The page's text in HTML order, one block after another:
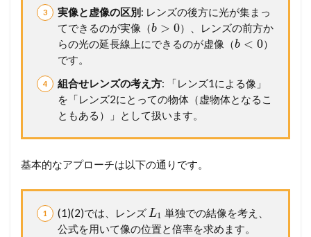
1
5
筑
波
大
前
期
【
設
解
説
実像と虚像の区別: レンズの後方に光が集まっ
てできるのが実像（b > 0）、レンズの前方か
らの光の延長線上にできるのが虚像（b < 0）
です。
組合せレンズの考え方: 「レンズ1による像」
を「レンズ2にとっての物体（虚物体となるこ
ともある）」として扱います。
基本的なアプローチは以下の通りです。
(1)(2)では、レンズL1 単独での結像を考え、
公式を用いて像の位置と倍率を求めます。